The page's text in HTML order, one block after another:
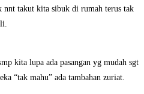
nnt takut kita sibuk di rumah terus tak
kita lupa ada pasangan yg mudah sgt
“tak mahu” ada tambahan zuriat.